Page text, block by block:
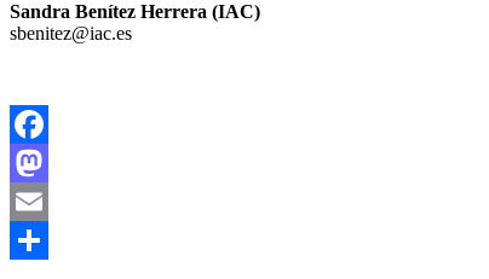
Sandra Benítez Herrera (IAC)
sbenitez@iac.es
Facebook
Mastodon
Email